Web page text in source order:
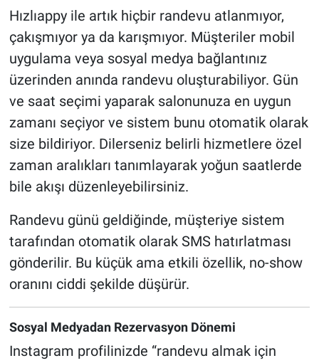
Hızlıappy ile artık hiçbir randevu atlanmıyor,
çakışmıyor ya da karışmıyor. Müşteriler mobil
uygulama veya sosyal medya bağlantınız
üzerinden anında randevu oluşturabiliyor. Gün
ve saat seçimi yaparak salonunuza en uygun
zamanı seçiyor ve sistem bunu otomatik olarak
size bildiriyor. Dilerseniz belirli hizmetlere özel
zaman aralıkları tanımlayarak yoğun saatlerde
bile akışı düzenleyebilirsiniz.
Randevu günü geldiğinde, müşteriye sistem
tarafından otomatik olarak SMS hatırlatması
gönderilir. Bu küçük ama etkili özellik, no-show
oranını ciddi şekilde düşürür.
Sosyal Medyadan Rezervasyon Dönemi
Instagram profilinizde “randevu almak için